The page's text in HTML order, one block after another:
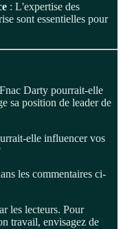
: L'expertise des
sont essentielles pour
Darty pourrait-elle
sa position de leader de
elle influencer vos
les commentaires ci-
les lecteurs. Pour
travail, envisagez de